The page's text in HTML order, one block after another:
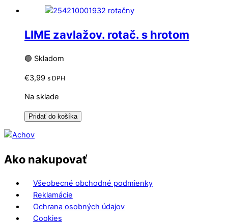
LIME zavlažov. rotač. s hrotom
🟢 Skladom
€3,99 s DPH
Na sklade
Pridať do košíka
Ako nakupovať
Všeobecné obchodné podmienky
Reklamácie
Ochrana osobných údajov
Cookies